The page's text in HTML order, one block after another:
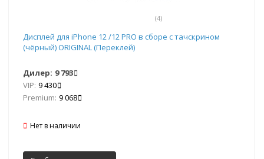
(4)
Дисплей для iPhone 12 /12 PRO в сборе с тачскрином
(чёрный) ORIGINAL (Переклей)
Дилер: 9 793
VIP: 9 430
Premium: 9 068
Нет в наличии